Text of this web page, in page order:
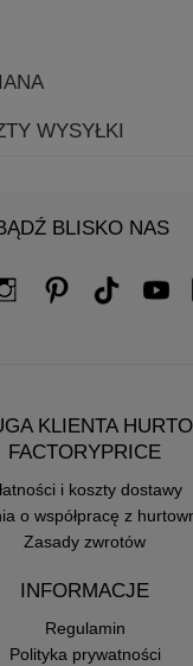
WYSYŁKI
BLISKO NAS
KLIENTA
FACTORYPRICE
i koszty dostawy
o współpracę z
Zasady zwrotów
INFORMACJE
Regulamin
Polityka prywatności